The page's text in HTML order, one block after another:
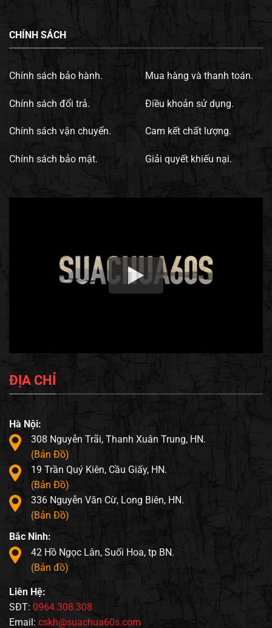
CHÍNH SÁCH
Chính sách bảo hành.
Chính sách đổi trả.
Chính sách vận chuyển.
Chính sách bảo mật.
Mua hàng và thanh toán.
Điều khoản sử dụng.
Cam kết chất lượng.
Giải quyết khiếu nại.
ĐỊA CHỈ
Hà Nội:
308 Nguyễn Trãi, Thanh Xuân Trung, HN.
(Bản Đồ)
19 Trần Quý Kiên, Cầu Giấy, HN.
(Bản Đồ)
336 Nguyễn Văn Cừ, Long Biên, HN.
(Bản Đồ)
Bắc Ninh:
42 Hồ Ngọc Lân, Suối Hoa, tp BN.
(Bản đồ)
Liên Hệ:
SĐT: 0964.308.308
Email: cskh@suachua60s.com